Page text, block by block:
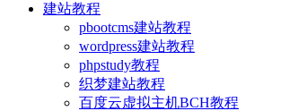
建站教程
pbootcms建站教程
wordpress建站教程
phpstudy教程
织梦建站教程
百度云虚拟主机BCH教程